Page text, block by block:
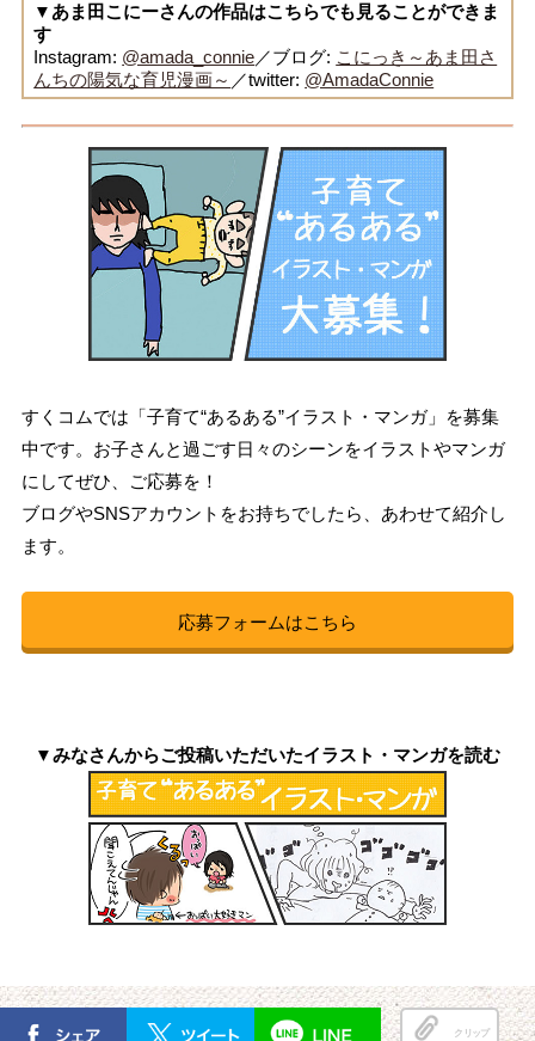
▼あま田こにーさんの作品はこちらでも見ることができま
す
Instagram: @amada_connie／ブログ: こにっき～あま田さ
んちの陽気な育児漫画～ ／twitter: @AmadaConnie
すくコムでは「子育て“あるある”イラスト・マンガ」を募集
中です。お子さんと過ごす日々のシーンをイラストやマンガ
にしてぜひ、ご応募を！
ブログやSNSアカウントをお持ちでしたら、あわせて紹介し
ます。
応募フォームはこちら
▼みなさんからご投稿いただいたイラスト・マンガを読む
クリップ